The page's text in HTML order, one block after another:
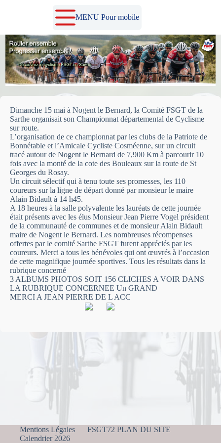
MENU Pour mobile
Dimanche 15 mai à Nogent le Bernard, la Comité FSGT de la
Sarthe organisait son Championnat départemental de Cyclisme
sur route.
L’organisation de ce championnat par les clubs de la Patriote de
Bonnétable et l’Amicale Cycliste Cosméenne, sur un circuit
tracé autour de Nogent le Bernard de 7,900 Km à parcourir 10
fois avec la monté de la cote des Bouleaux sur la route de St
Georges du Rosay.
Un circuit sélectif qui à tenu toute ses promesses, les 110
coureurs sur la ligne de départ donné par monsieur le maire
Alain Bidault à 14 h45.
A 18 heures à la salle polyvalente les lauréats de cette journée
était présents avec les élus Monsieur Jean Pierre Vogel président
de la communauté de communes et de monsieur Alain Bidault
maire de Nogent le Bernard. Les nombreuses récompenses
offertes par le comité Sarthe FSGT furent appréciés par les
coureurs. Merci a tous les bénévoles qui ont œuvrés à l’occasion
de cette magnifique journée sportives. Tous les résultats dans la
rubrique concerné
3 ALBUMS PHOTOS SOIT 156 CLICHES A VOIR DANS
LA RUBRIQUE CONCERNEE Un GRAND
MERCI A JEAN PIERRE DE L ACC
Mentions Légales
FSGT72 PLAN DU SITE
Calendrier 2026